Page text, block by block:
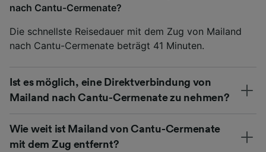
nach Cantu-Cermenate?
Die schnellste Reisedauer mit dem Zug von Mailand
nach Cantu-Cermenate beträgt 41 Minuten.
Ist es möglich, eine Direktverbindung von
Mailand nach Cantu-Cermenate zu nehmen?
Wie weit ist Mailand von Cantu-Cermenate
mit dem Zug entfernt?